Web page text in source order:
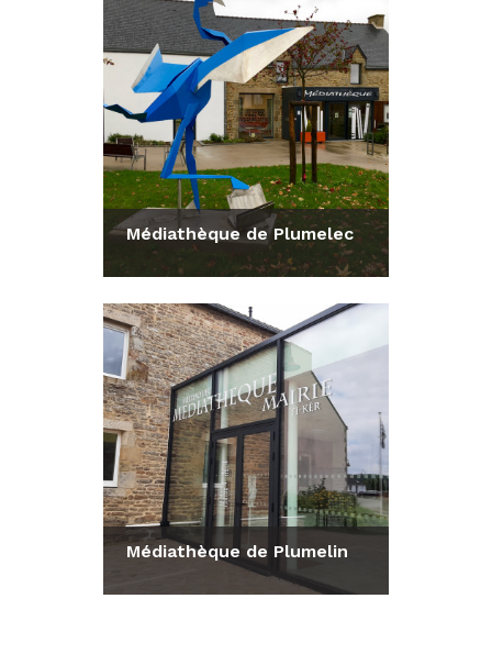
Médiathèque de Plumelec
Consulter la fiche
Médiathèque de Plumelin